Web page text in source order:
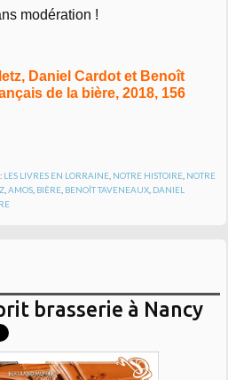
modération !
Daniel Cardot et Benoît
de la bière, 2018, 156
LES LIVRES EN LORRAINE, NOTRE HISTOIRE, NOTRE
,AMOS BIÈRE BENOÎT TAVENEAUX DANIEL
brasserie à Nancy